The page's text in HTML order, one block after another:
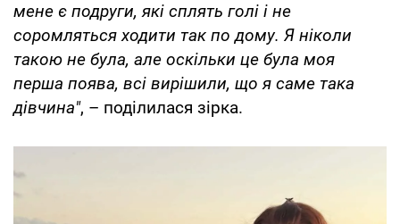
мене є подруги, які сплять голі і не
соромляться ходити так по дому. Я ніколи
такою не була, але оскільки це була моя
перша поява, всі вирішили, що я саме така
дівчина", – поділилася зірка.